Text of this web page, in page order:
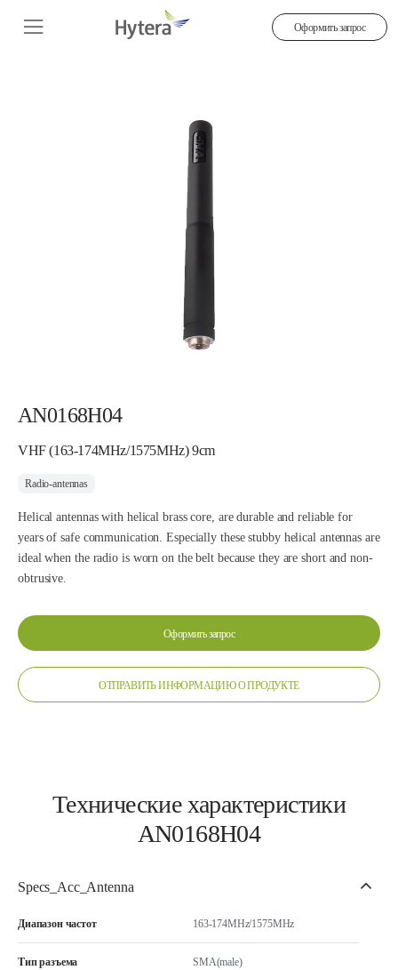
Оформить запрос
AN0168H04
VHF (163-174MHz/1575MHz) 9cm
Radio-antennas
Helical antennas with helical brass core, are durable and reliable for
years of safe communication. Especially these stubby helical antennas are
ideal when the radio is worn on the belt because they are short and non-
obtrusive.
Оформить запрос
ОТПРАВИТЬ ИНФОРМАЦИЮ О ПРОДУКТЕ
Технические характеристики
AN0168H04
Specs_Acc_Antenna
Диапазон частот 163-174MHz/1575MHz
Тип разъема SMA(male)